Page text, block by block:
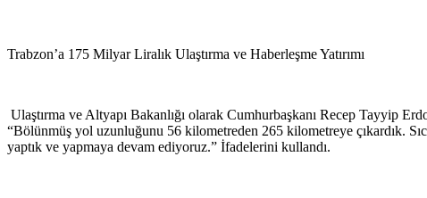
Trabzon’a 175 Milyar Liralık Ulaştırma ve Haberleşme Yatırımı
Ulaştırma ve Altyapı Bakanlığı olarak Cumhurbaşkanı Recep Tayyip
“Bölünmüş yol uzunluğunu 56 kilometreden 265 kilometreye çıkardık.
yaptık ve yapmaya devam ediyoruz.” İfadelerini kullandı.